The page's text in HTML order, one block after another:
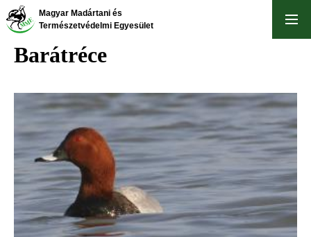
Ugrás
Magyar Madártani és
Természetvédelmi Egyesület
Barátréce